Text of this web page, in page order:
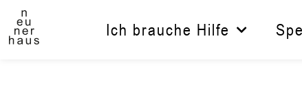
Zum
Inhalt
springen
Ich brauche Hilfe